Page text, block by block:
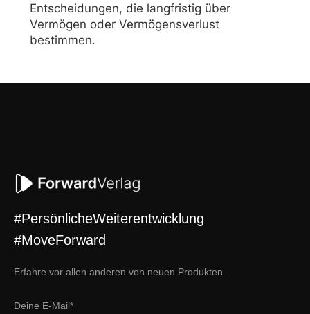
Entscheidungen, die langfristig über
Vermögen oder Vermögensverlust
bestimmen.
#PersönlicheWeiterentwicklung
#MoveForward
Erfahre vor allen anderen von neuen Produkten